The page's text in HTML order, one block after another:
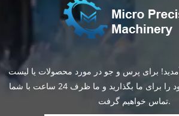
برای پرس و جو در مورد محصولات یا لیست
قیمت ما، لطفا ایمیل خود را برای ما بگذارید و ما ظرف 24 ساعت با شما
تماس خواهیم گرفت.